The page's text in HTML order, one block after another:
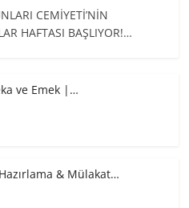
CEMİYETİ’NİN
HAFTASI BAŞLIYOR!…
ve Emek |…
& Mülakat…